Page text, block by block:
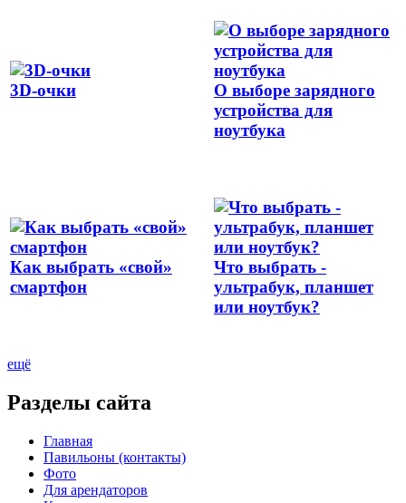
3D-очки
О выборе зарядного
устройства для
ноутбука
Как выбрать «свой»
смартфон
Что выбрать -
ультрабук, планшет
или ноутбук?
ещё
Разделы сайта
Главная
Павильоны (контакты)
Фото
Для арендаторов